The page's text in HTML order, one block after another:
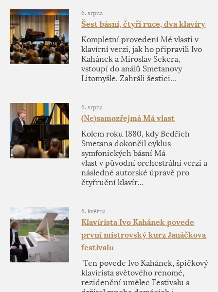
6. srpna
Šest básní, čtyři ruce, dva klavíry
Kompletní provedení Mé vlasti v
klavírní verzi, jak ho připravili Ivo
Kahánek a Miroslav Sekera,
vstoupí do análů Smetanovy
Litomyšle. Zahráli šestici...
6. srpna
(Ne)samozřejmá Má vlast
Kolem roku 1880, kdy Bedřich
Smetana dokončil cyklus
symfonických básní Má
vlast v původní orchestrální verzi a
následné autorské úpravě pro
čtyřruční klavír...
6. května
Klavírista Ivo Kahánek povede
první mistrovský kurz Janáčkova
festivalu
Ten povede Ivo Kahánek, špičkový
klavírista světového renomé,
rezidenční umělec Festivalu a